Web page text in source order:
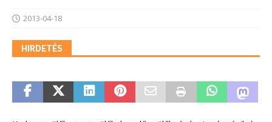
2013-04-18
HIRDETÉS